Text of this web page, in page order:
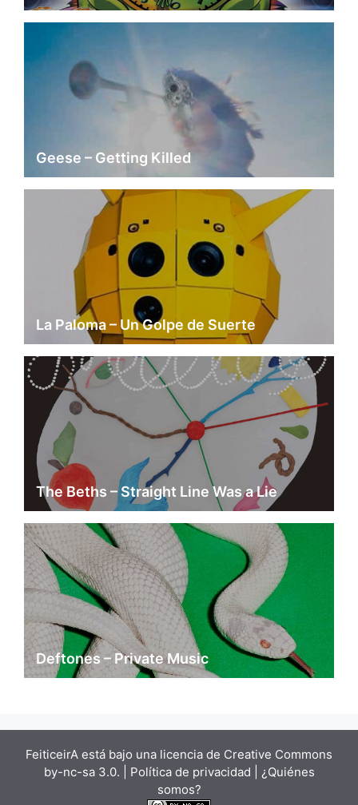
Geese – Getting Killed
La Paloma – Un Golpe de Suerte
The Beths – Straight Line Was a Lie
Deftones – Private Music
FeiticeirA está bajo una licencia de Creative Commons
by-nc-sa 3.0. | Política de privacidad | ¿Quiénes
somos?